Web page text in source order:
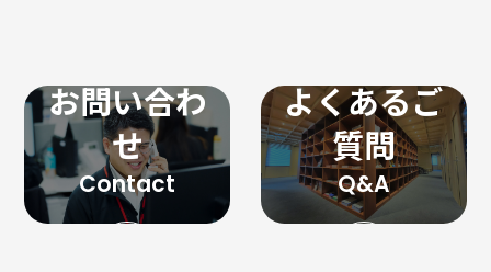
お問い合わ
せ
よくあるご
質問